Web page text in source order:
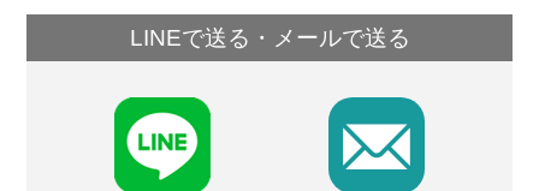
LINEで送る・メールで送る
F